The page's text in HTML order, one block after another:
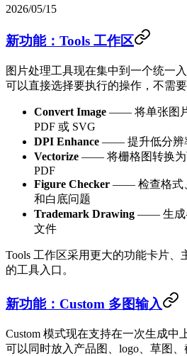
2026/05/15
新功能：Tools 工作区
图片处理工具现在集中到一个统一
可以直接选择要执行的操作，不需
Convert Image —— 将单张图片
PDF 或 SVG
DPI Enhance —— 提升低分辨
Vectorize —— 将栅格图转换为
PDF
Figure Checker —— 检查格式
和白底问题
Trademark Drawing —— 生成
文件
Tools 工作区采用更大的功能卡片、
的工具入口。
新功能：Custom 多图输入
Custom 模式现在支持在一次生成中
可以同时放入产品图、logo、草图